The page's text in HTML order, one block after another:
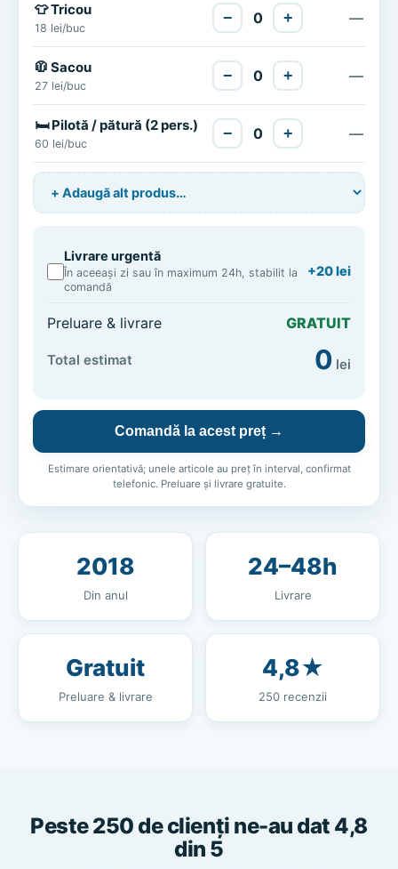
👕 Tricou
18 lei/buc
− 0 + —
🧥 Sacou
27 lei/buc
− 0 + —
🛏️ Pilotă / pătură (2 pers.)
60 lei/buc
− 0 + —
Livrare urgentă
În aceeași zi sau în maximum 24h, stabilit la
comandă
+20 lei
Preluare & livrare GRATUIT
Total estimat 0 lei
Comandă la acest preț →
Estimare orientativă; unele articole au preț în interval, confirmat
telefonic. Preluare și livrare gratuite.
2018
Din anul
24–48h
Livrare
Gratuit
Preluare & livrare
4,8★
250 recenzii
Peste 250 de clienți ne-au dat 4,8
din 5